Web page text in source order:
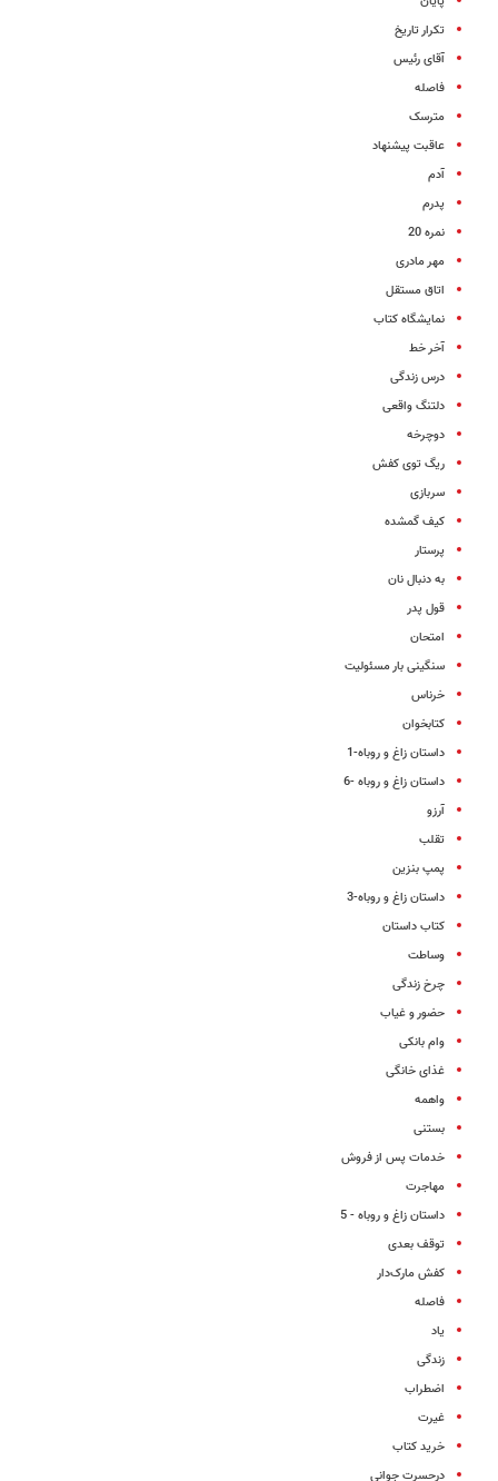
تکرار تاریخ
آقای رئیس
فاصله
مترسک
عاقبت پیشنهاد
آدم
پدرم
نمره 20
مهر مادری
اتاق مستقل
نمایشگاه کتاب
آخر خط
درس زندگی
دلتنگ واقعی
دوچرخه
ریگ توی کفش
سربازی
کیف گمشده
پرستار
به دنبال نان
قول پدر
امتحان
سنگینی بار مسئولیت
خرناس
کتابخوان
داستان زاغ و روباه-1
داستان زاغ و روباه -6
آرزو
تقلب
پمپ بنزین
داستان زاغ و روباه-3
کتاب داستان
وساطت
چرخ زندگی
حضور و غیاب
وام بانکی
غذای خانگی
واهمه
بستنی
خدمات پس از فروش
مهاجرت
داستان زاغ و روباه - 5
توقف بعدی
کفش مارک‌دار
فاصله
یاد
زندگی
اضطراب
غیرت
خرید کتاب
درحسرت جوانی